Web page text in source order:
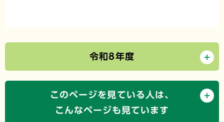
令和8年度
このページを見ている人は、
こんなページも見ています